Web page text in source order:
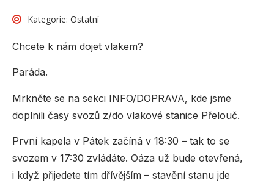
Kategorie: Ostatní
Chcete k nám dojet vlakem?
Paráda.
Mrkněte se na sekci INFO/DOPRAVA, kde jsme
doplnili časy svozů z/do vlakové stanice Přelouč.
První kapela v Pátek začíná v 18:30 – tak to se
svozem v 17:30 zvládáte. Oáza už bude otevřená,
i když přijedete tím dřívějším – stavění stanu jde